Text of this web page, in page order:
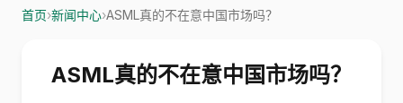
首页›新闻中心›ASML真的不在意中国市场吗？
ASML真的不在意中国市场吗？